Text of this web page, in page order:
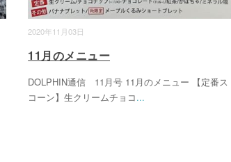
2020年11月03日
11月のメニュー
DOLPHIN通信 11月号 11月のメニュー 【定番ス
コーン】生クリームチョコ...